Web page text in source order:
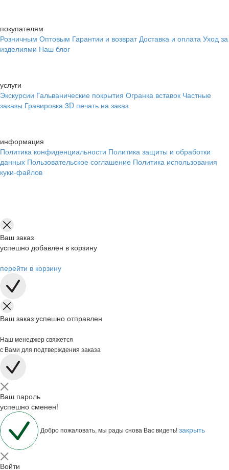
покупателям
Розничным Оптовым Гарантии и возврат Доставка и оплата Уход за
изделиями Наш блог
услуги
Экскурсии Гальванические покрытия Огранка вставок Частные
заказы Гравировка 3D печать на заказ
информация
Политика конфиденциальности Политика защиты и обработки
данных Пользовательское соглашение Политика использования
куки-файлов
Ваш заказ
успешно добавлен в корзину
перейти в корзину
Ваш заказ успешно отправлен
Наш менеджер свяжется
с Вами для подтверждения заказа
Ваш пароль
успешно сменен!
Добро пожаловать, мы рады снова Вас видеть!закрыть
Войти